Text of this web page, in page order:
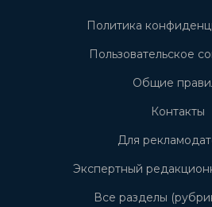
Политика
Пользовательское
Общие
Контакты
Для
Экспертный
Все разделы